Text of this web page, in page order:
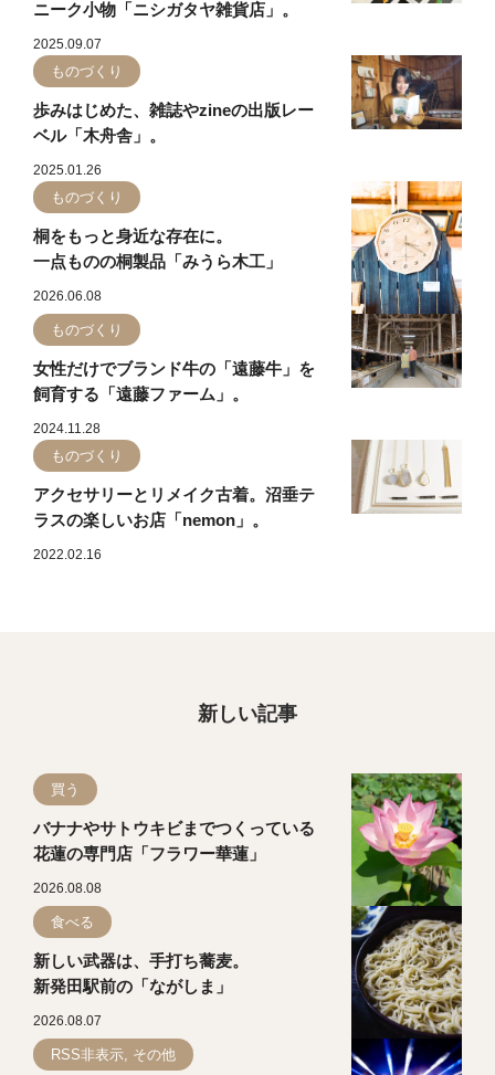
ニーク小物「ニシガタヤ雑貨店」。
2025.09.07
ものづくり
歩みはじめた、雑誌やzineの出版レー
ベル「木舟舎」。
2025.01.26
ものづくり
桐をもっと身近な存在に。
一点ものの桐製品「みうら木工」
2026.06.08
ものづくり
女性だけでブランド牛の「遠藤牛」を
飼育する「遠藤ファーム」。
2024.11.28
ものづくり
アクセサリーとリメイク古着。沼垂テ
ラスの楽しいお店「nemon」。
2022.02.16
新しい記事
買う
バナナやサトウキビまでつくっている
花蓮の専門店「フラワー華蓮」
2026.08.08
食べる
新しい武器は、手打ち蕎麦。
新発田駅前の「ながしま」
2026.08.07
RSS非表示, その他